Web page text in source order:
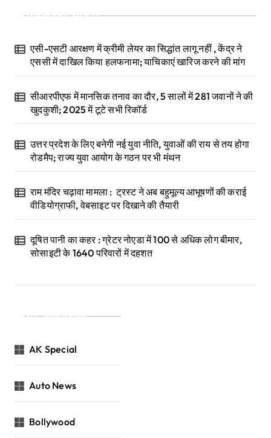
Recent Posts
एसी-एसटी आरक्षण में क्रीमी लेयर का सिद्धांत लागू नहीं , केंद्र ने
एससी में दाखिल किया हलफनामा; याचिकाएं खारिज करने की मांग
सीआरपीएफ में मानसिक तनाव का दौर, 5 सालों में 281 जवानों ने की
खुदकुशी; 2025 में टूटे सभी रिकॉर्ड
उत्तर प्रदेश के लिए बनेगी नई युवा नीति, युवाओं की राय से तय होगा
रोडमैप; राज्य युवा आयोग के गठन पर भी मंथन
राम मंदिर चढ़ावा मामला : ट्रस्ट ने अब बहुमूल्य आभूषणों की कराई
वीडियोग्राफी, वेबसाइट पर दिखाने की तैयारी
दूषित पानी का कहर : ग्रेटर नोएडा में 100 से अधिक लोग बीमार,
सोसाइटी के 1640 परिवारों में दहशत
Categories
AK Special
Auto News
Bollywood